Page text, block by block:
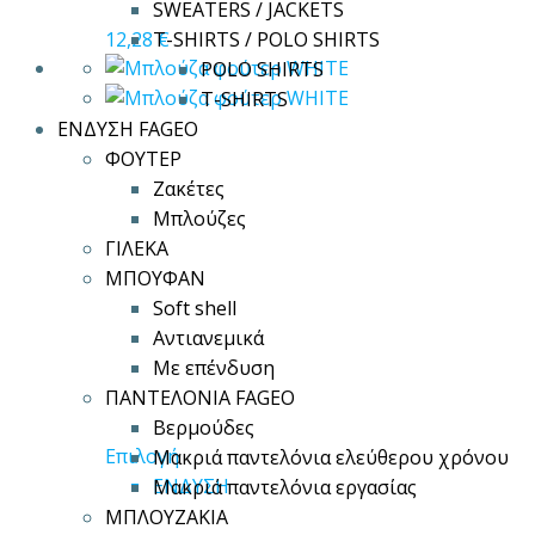
SWEATERS / JACKETS
T-SHIRTS / POLO SHIRTS
POLO SHIRTS
T-SHIRTS
ΕΝΔΥΣΗ FAGEO
ΦΟΥΤΕΡ
Ζακέτες
Μπλούζες
ΓΙΛΕΚΑ
ΜΠΟΥΦΑΝ
Soft shell
Αντιανεμικά
Με επένδυση
ΠΑΝΤΕΛΟΝΙΑ FAGEO
Βερμούδες
Μακριά παντελόνια ελεύθερου χρόνου
Μακριά παντελόνια εργασίας
ΜΠΛΟΥΖΑΚΙΑ
σελίδα
του
προϊόντος
12,28€
ΕπιλογήΑυτό
το
προϊόν
ΕΝΔΥΣΗ